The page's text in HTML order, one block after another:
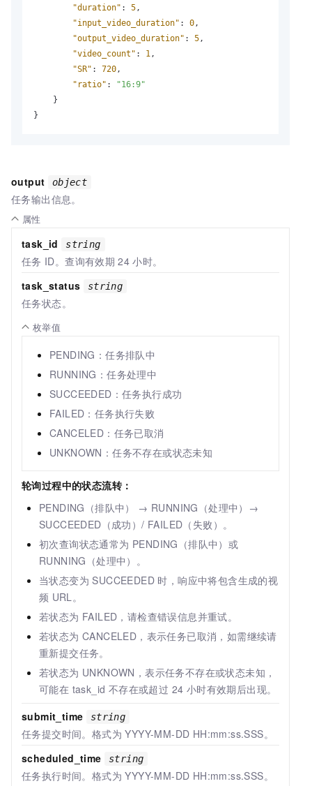
"duration" : 5 ,
"input_video_duration" : 0 ,
"output_video_duration" : 5 ,
"video_count" : 1 ,
"SR" : 720 ,
"ratio" :
"16:9"
}
}
output object
任务输出信息。
属性
task_id string
任务 ID。查询有效期 24 小时。
task_status
string
任务状态。
枚举值
PENDING：任务排队中
RUNNING：任务处理中
SUCCEEDED：任务执行成功
FAILED：任务执行失败
CANCELED：任务已取消
UNKNOWN：任务不存在或状态未知
轮询过程中的状态流转：
PENDING（排队中） → RUNNING（处理中）→
SUCCEEDED（成功）/ FAILED（失败）。
初次查询状态通常为 PENDING（排队中）或
RUNNING（处理中）。
当状态变为 SUCCEEDED 时，响应中将包含生成的视
频 URL。
若状态为 FAILED，请检查错误信息并重试。
若状态为 CANCELED，表示任务已取消，如需继续请
重新提交任务。
若状态为 UNKNOWN，表示任务不存在或状态未知，
可能在 task_id 不存在或超过 24 小时有效期后出现。
submit_time
string
任务提交时间。格式为 YYYY-MM-DD HH:mm:ss.SSS。
scheduled_time
string
任务执行时间。格式为 YYYY-MM-DD HH:mm:ss.SSS。